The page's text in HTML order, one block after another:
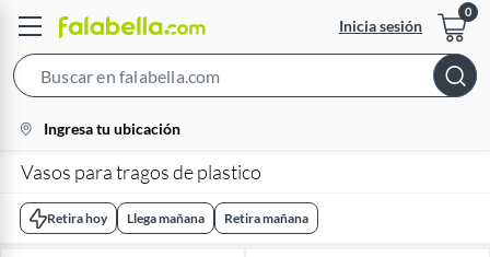
Inicia sesión
Bar
location-
icon
Ingresa tu ubicación
Vasos para tragos de plastico
Retira hoy Llega mañana Retira mañana